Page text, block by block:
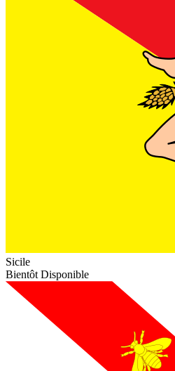
Sicile
Bientôt Disponible